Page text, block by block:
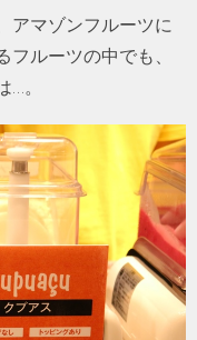
アマゾンフルーツに
ルーツの中でも、
。